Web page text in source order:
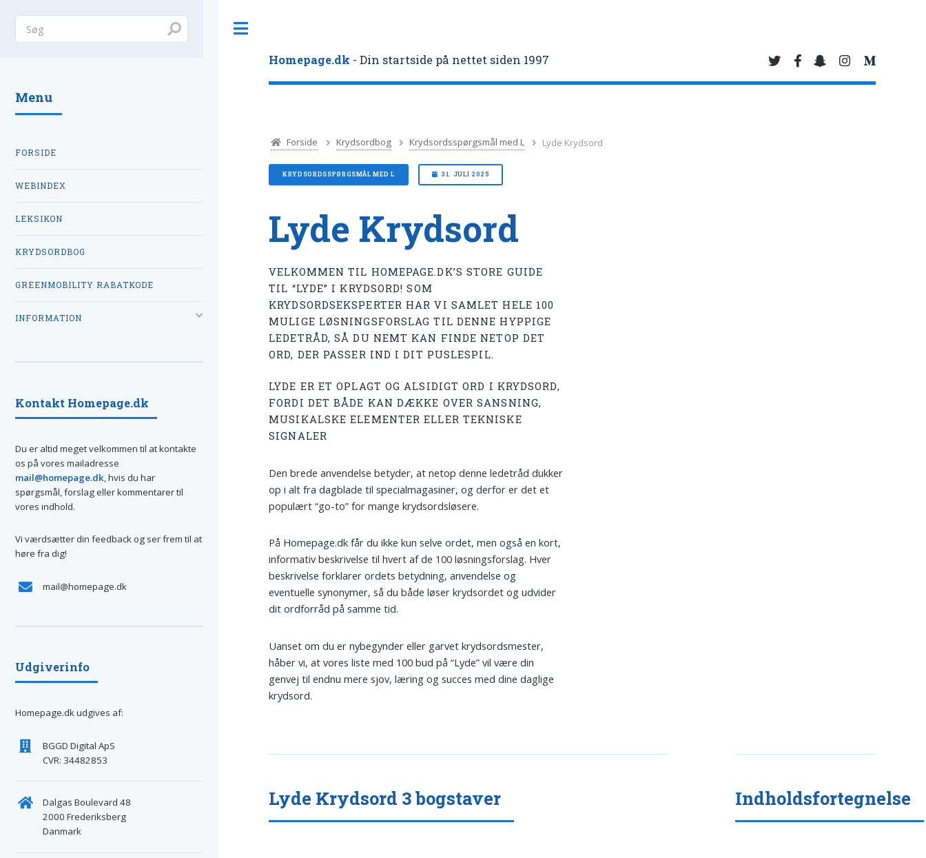
Homepage.dk - Din startside på nettet siden 1997
Forside Krydsordbog Krydsordsspørgsmål med L Lyde Krydsord
KRYDSORDSSPØRGSMÅL MED L 31. JULI 2025
Lyde Krydsord
VELKOMMEN TIL HOMEPAGE.DK’S STORE GUIDE
TIL “LYDE” I KRYDSORD! SOM
KRYDSORDSEKSPERTER HAR VI SAMLET HELE 100
MULIGE LØSNINGSFORSLAG TIL DENNE HYPPIGE
LEDETRÅD, SÅ DU NEMT KAN FINDE NETOP DET
ORD, DER PASSER IND I DIT PUSLESPIL.
LYDE ER ET OPLAGT OG ALSIDIGT ORD I KRYDSORD,
FORDI DET BÅDE KAN DÆKKE OVER SANSNING,
MUSIKALSKE ELEMENTER ELLER TEKNISKE
SIGNALER
Den brede anvendelse betyder, at netop denne ledetråd dukker
op i alt fra dagblade til specialmagasiner, og derfor er det et
populært “go-to” for mange krydsordsløsere.
På Homepage.dk får du ikke kun selve ordet, men også en kort,
informativ beskrivelse til hvert af de 100 løsningsforslag. Hver
beskrivelse forklarer ordets betydning, anvendelse og
eventuelle synonymer, så du både løser krydsordet og udvider
dit ordforråd på samme tid.
Uanset om du er nybegynder eller garvet krydsordsmester,
håber vi, at vores liste med 100 bud på “Lyde” vil være din
genvej til endnu mere sjov, læring og succes med dine daglige
krydsord.
Lyde Krydsord 3 bogstaver Indholdsfortegnelse
Menu
FORSIDE
WEBINDEX
LEKSIKON
KRYDSORDBOG
GREENMOBILITY RABATKODE
INFORMATION
Kontakt Homepage.dk
Du er altid meget velkommen til at kontakte
os på vores mailadresse
mail@homepage.dk, hvis du har
spørgsmål, forslag eller kommentarer til
vores indhold.
Vi værdsætter din feedback og ser frem til at
høre fra dig!
mail@homepage.dk
Udgiverinfo
Homepage.dk udgives af:
BGGD Digital ApS
CVR: 34482853
Dalgas Boulevard 48
2000 Frederiksberg
Danmark